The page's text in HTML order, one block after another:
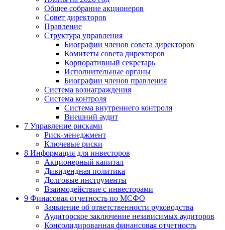
Общее собрание акционеров
Совет директоров
Правление
Структура управления
Биографии членов совета директоров
Комитеты совета директоров
Корпоративный секретарь
Исполнительные органы
Биографии членов правления
Система вознаграждения
Система контроля
Система внутреннего контроля
Внешний аудит
7 Управление рисками
Риск-менеджмент
Ключевые риски
8 Информация для инвесторов
Акционерный капитал
Дивидендная политика
Долговые инструменты
Взаимодействие с инвеcторами
9 Финасовая отчетность по МСФО
Заявление об ответственности руководства
Аудиторское заключение независимых аудиторов
Консолидированная финансовая отчетность